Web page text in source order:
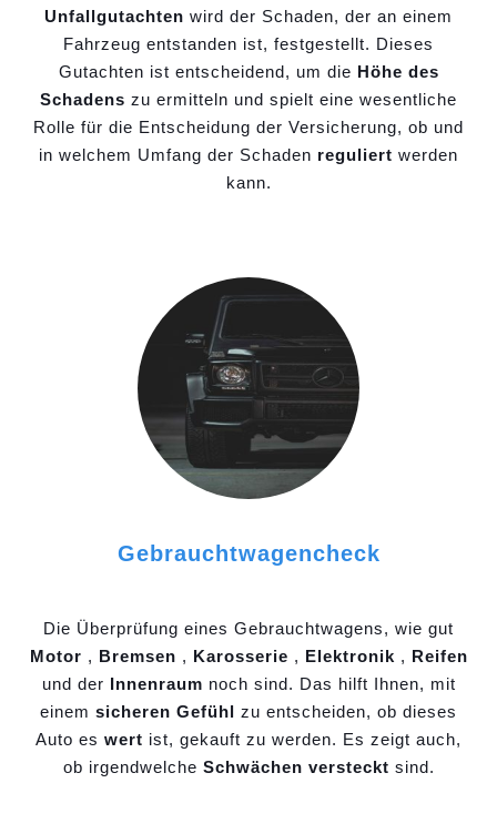
Unfallgutachten wird der Schaden, der an einem
Fahrzeug entstanden ist, festgestellt. Dieses
Gutachten ist entscheidend, um die Höhe des
Schadens zu ermitteln und spielt eine wesentliche
Rolle für die Entscheidung der Versicherung, ob und
in welchem Umfang der Schaden reguliert werden
kann.
Gebrauchtwagencheck
Die Überprüfung eines Gebrauchtwagens, wie gut
Motor , Bremsen , Karosserie , Elektronik , Reifen
und der Innenraum noch sind. Das hilft Ihnen, mit
einem sicheren Gefühl zu entscheiden, ob dieses
Auto es wert ist, gekauft zu werden. Es zeigt auch,
ob irgendwelche Schwächen versteckt sind.